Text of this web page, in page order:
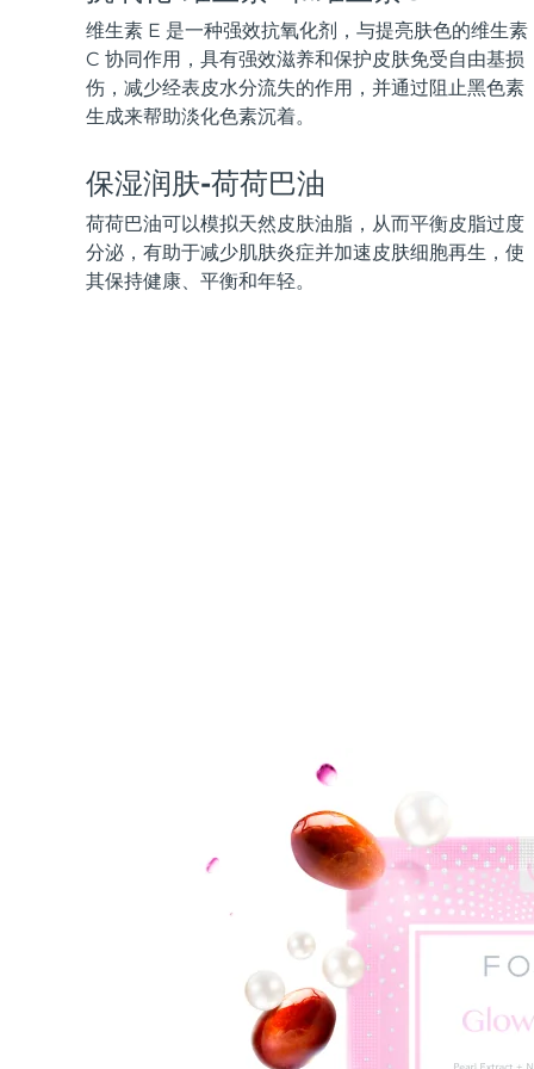
维生素 E 是一种强效抗氧化剂，与提亮肤色的维生素
C 协同作用，具有强效滋养和保护皮肤免受自由基损
伤，减少经表皮水分流失的作用，并通过阻止黑色素
生成来帮助淡化色素沉着。
保湿润肤-荷荷巴油
荷荷巴油可以模拟天然皮肤油脂，从而平衡皮脂过度
分泌，有助于减少肌肤炎症并加速皮肤细胞再生，使
其保持健康、平衡和年轻。
All acne treatment devices
All revitalizing eye massagers
KIWI™ 皮肤护理
Advanced pore care essentials
Serum
For healthy hair
issa™ Teeth Whitening Gel
18% PAP
护肤品
男士
全部购买